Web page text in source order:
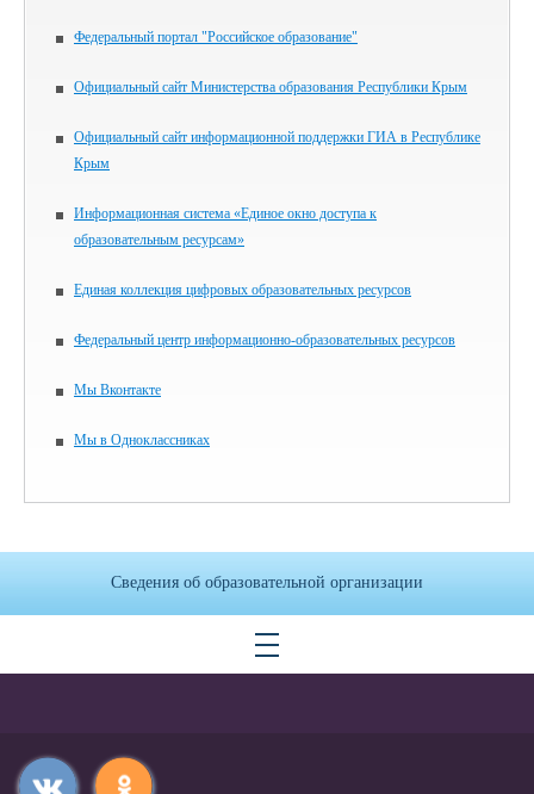
Федеральный портал "Российское образование"
Официальный сайт Министерства образования Республики Крым
Официальный сайт информационной поддержки ГИА в Республике
Крым
Информационная система «Единое окно доступа к
образовательным ресурсам»
Единая коллекция цифровых образовательных ресурсов
Федеральный центр информационно-образовательных ресурсов
Мы Вконтакте
Мы в Одноклассниках
Сведения об образовательной организации